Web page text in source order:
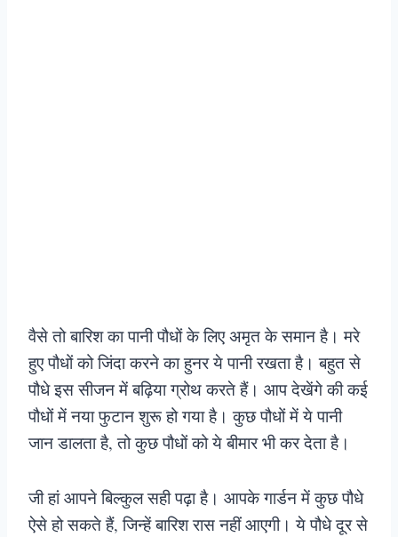
वैसे तो बारिश का पानी पौधों के लिए अमृत के समान है। मरे
हुए पौधों को जिंदा करने का हुनर ये पानी रखता है। बहुत से
पौधे इस सीजन में बढ़िया ग्रोथ करते हैं। आप देखेंगे की कई
पौधों में नया फुटान शुरू हो गया है। कुछ पौधों में ये पानी
जान डालता है, तो कुछ पौधों को ये बीमार भी कर देता है।
जी हां आपने बिल्कुल सही पढ़ा है। आपके गार्डन में कुछ पौधे
ऐसे हो सकते हैं, जिन्हें बारिश रास नहीं आएगी। ये पौधे दूर से